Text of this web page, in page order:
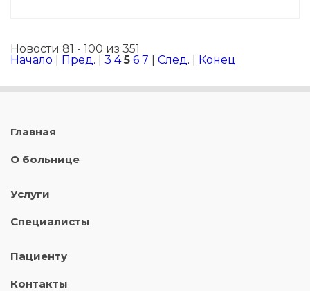
Новости 81 - 100 из 351
Начало
Пред. 3 4 5 6 7 След. Конец
Главная
О больнице
Услуги
Специалисты
Пациенту
Контакты